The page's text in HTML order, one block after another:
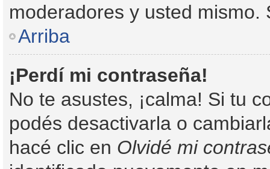
moderadores y usted
Arriba
¡Perdí mi contraseña!
No te asustes, ¡calma! Si tu
podés desactivarla o
hacé clic en Olvidé mi